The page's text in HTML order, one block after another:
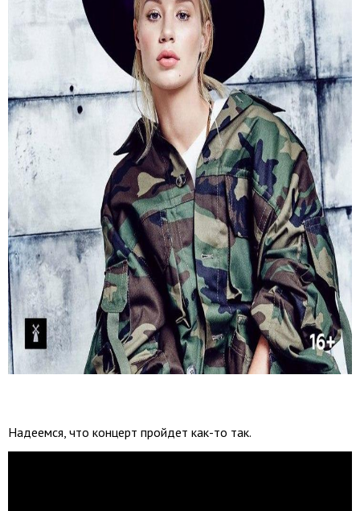
Надеемся, что концерт пройдет как-то так.